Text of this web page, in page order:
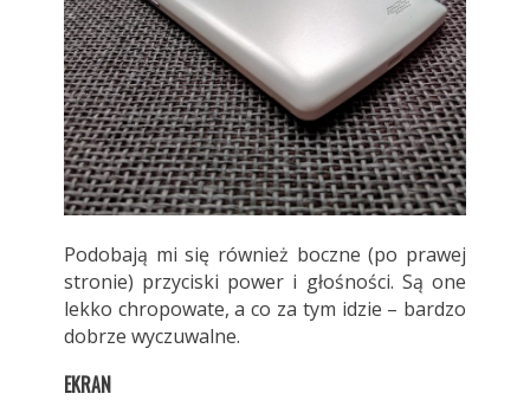
Podobają mi się również boczne (po prawej
stronie) przyciski power i głośności. Są one
lekko chropowate, a co za tym idzie – bardzo
dobrze wyczuwalne.
EKRAN